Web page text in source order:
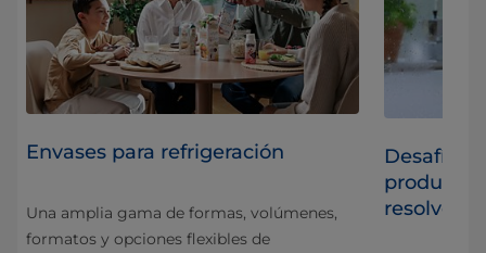
Envases para refrigeración
Una amplia gama de formas, volúmenes,
formatos y opciones flexibles de
Desafíos